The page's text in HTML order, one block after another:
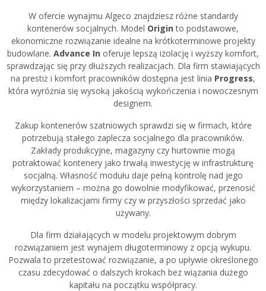
W ofercie wynajmu Algeco znajdziesz różne standardy
kontenerów socjalnych. Model Origin to podstawowe,
ekonomiczne rozwiązanie idealne na krótkoterminowe projekty
budowlane. Advance In oferuje lepszą izolację i wyższy komfort,
sprawdzając się przy dłuższych realizacjach. Dla firm stawiających
na prestiż i komfort pracowników dostępna jest linia Progress,
która wyróżnia się wysoką jakością wykończenia i nowoczesnym
designem.
Zakup kontenerów szatniowych sprawdzi się w firmach, które
potrzebują stałego zaplecza socjalnego dla pracowników.
Zakłady produkcyjne, magazyny czy hurtownie mogą
potraktować kontenery jako trwałą inwestycję w infrastrukturę
socjalną. Własność modułu daje pełną kontrolę nad jego
wykorzystaniem – można go dowolnie modyfikować, przenosić
między lokalizacjami firmy czy w przyszłości sprzedać jako
używany.
Dla firm działających w modelu projektowym dobrym
rozwiązaniem jest wynajem długoterminowy z opcją wykupu.
Pozwala to przetestować rozwiązanie, a po upływie określonego
czasu zdecydować o dalszych krokach bez wiązania dużego
kapitału na początku współpracy.